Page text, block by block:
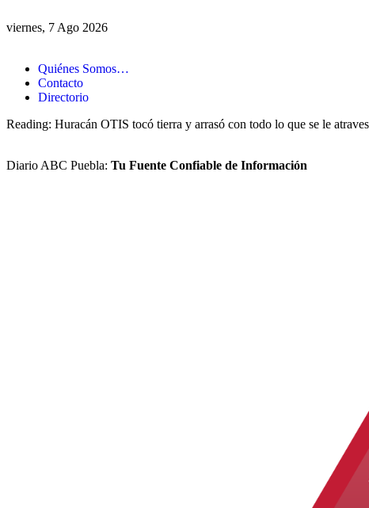
viernes, 7 Ago 2026
Quiénes Somos…
Contacto
Directorio
Reading: Huracán OTIS tocó tierra y arrasó con todo lo que se le
Diario ABC Puebla: Tu Fuente Confiable de Información